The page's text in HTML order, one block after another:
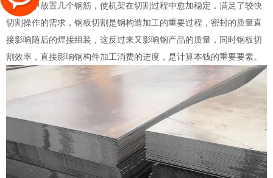
在机架中放置几个钢筋，使机架在切割过程中愈加稳定，满足了较快
切割操作的需求，钢板切割是钢构造加工的重要过程，密封的质量直
接影响随后的焊接组装，这反过来又影响钢产品的质量，同时钢板切
割效率，直接影响钢构件加工消费的进度，是计算本钱的重要要素。